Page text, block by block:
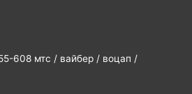
608 мтс / вайбер / воцап /